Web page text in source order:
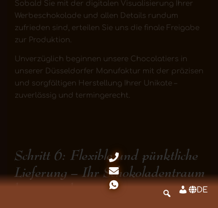
Sobald Sie mit der digitalen Visualisierung Ihrer
Werbeschokolade und allen Details rundum
zufrieden sind, erteilen Sie uns die finale Freigabe
zur Produktion.
Unverzüglich beginnen unsere Chocolatiers in
unserer Düsseldorfer Manufaktur mit der präzisen
und sorgfältigen Herstellung Ihrer Unikate –
zuverlässig und termingerecht.
Schritt 6: Flexible und pünktliche
Lieferung – Ihr Schokoladentraum
kommt sicher an
DE